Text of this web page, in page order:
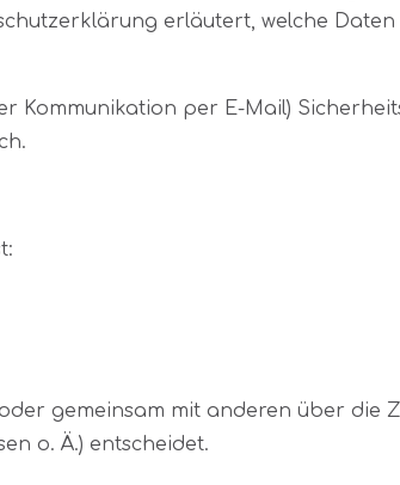
erläutert, welche
per E-Mail)
gemeinsam mit anderen über die
o. Ä.) entscheidet.